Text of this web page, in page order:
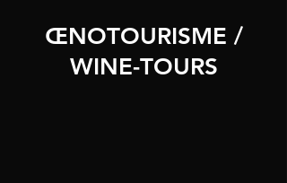
​ŒNOTOURISME /
WINE-TOURS